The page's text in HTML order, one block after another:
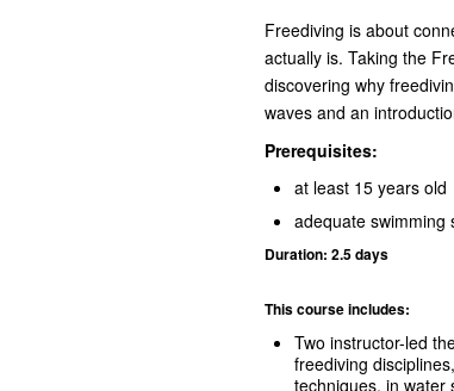
Freediving is about
actually is. Taking the
discovering why
waves and an
Prerequisites:
at least 15 years old
adequate swimming
Duration: 2.5 days
This course includes:
Two instructor-led
freediving
techniques, in water